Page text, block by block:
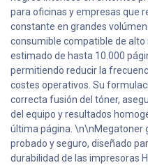
para oficinas y empresas que
constante en grandes
consumible compatible de
estimado de hasta 10.000
permitiendo reducir la
costes operativos. Su
correcta fusión del tóner,
del equipo y resultados
última página. \n\nMegatoner
probado y seguro, diseñado
durabilidad de las impresoras